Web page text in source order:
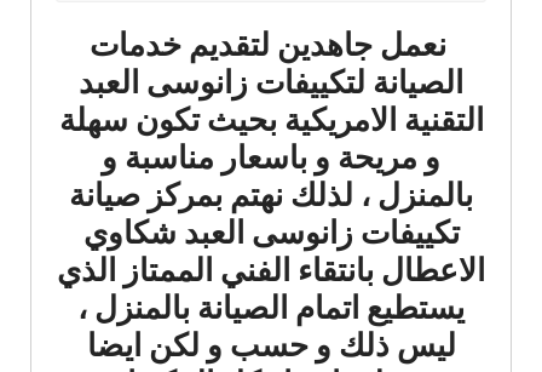
نعمل جاهدين لتقديم خدمات
الصيانة لتكييفات زانوسى العبد
التقنية الامريكية بحيث تكون سهلة
و مريحة و باسعار مناسبة و
بالمنزل ، لذلك نهتم بمركز صيانة
تكييفات زانوسى العبد شكاوي
الاعطال بانتقاء الفني الممتاز الذي
يستطيع اتمام الصيانة بالمنزل ،
ليس ذلك و حسب و لكن ايضا